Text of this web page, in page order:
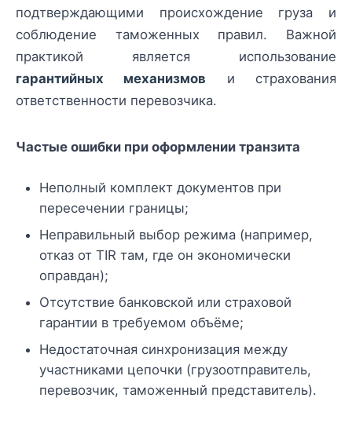
подтверждающими происхождение груза и
соблюдение таможенных правил. Важной
практикой является использование
гарантийных механизмов и страхования
ответственности перевозчика.
Частые ошибки при оформлении транзита
Неполный комплект документов при
пересечении границы;
Неправильный выбор режима (например,
отказ от TIR там, где он экономически
оправдан);
Отсутствие банковской или страховой
гарантии в требуемом объёме;
Недостаточная синхронизация между
участниками цепочки (грузоотправитель,
перевозчик, таможенный представитель).